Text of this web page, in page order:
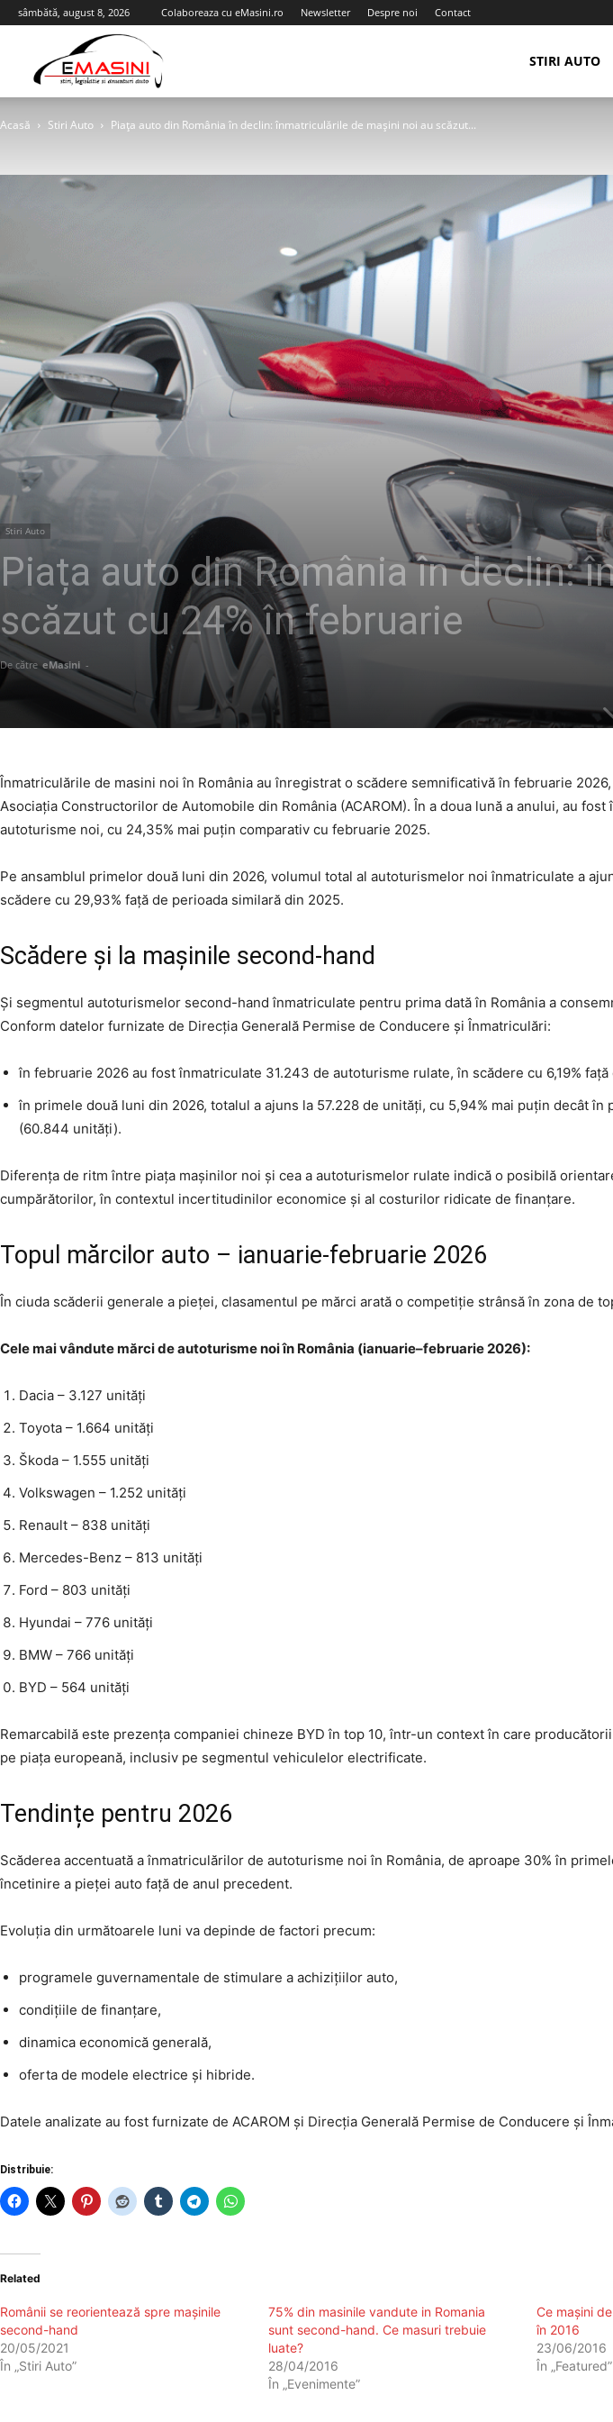
sâmbătă, august 8, 2026 Colaboreaza cu eMasini.ro Newsletter Despre noi Contact
STIRI AUTO
Acasă Stiri Auto Piața auto din România în declin: înmatriculările de mașini noi au scăzut...
Stiri Auto
Piața auto din România în declin:
scăzut cu 24% în februarie
De către eMasini -
Înmatriculările de masini noi în România au înregistrat o scădere semnificativă în februarie
Asociația Constructorilor de Automobile din România (ACAROM). În a doua lună a anului, au
autoturisme noi, cu 24,35% mai puțin comparativ cu februarie 2025.
Pe ansamblul primelor două luni din 2026, volumul total al autoturismelor noi înmatriculate a
scădere cu 29,93% față de perioada similară din 2025.
Scădere și la mașinile second-hand
Și segmentul autoturismelor second-hand înmatriculate pentru prima dată în România a
Conform datelor furnizate de Direcția Generală Permise de Conducere și Înmatriculări:
în februarie 2026 au fost înmatriculate 31.243 de autoturisme rulate, în scădere cu 6,19%
în primele două luni din 2026, totalul a ajuns la 57.228 de unități, cu 5,94% mai puțin decât în
(60.844 unități).
Diferența de ritm între piața mașinilor noi și cea a autoturismelor rulate indică o posibilă
cumpărătorilor, în contextul incertitudinilor economice și al costurilor ridicate de finanțare.
Topul mărcilor auto – ianuarie-februarie 2026
În ciuda scăderii generale a pieței, clasamentul pe mărci arată o competiție strânsă în zona de
Cele mai vândute mărci de autoturisme noi în România (ianuarie–februarie 2026):
Dacia – 3.127 unități
Toyota – 1.664 unități
Škoda – 1.555 unități
Volkswagen – 1.252 unități
Renault – 838 unități
Mercedes-Benz – 813 unități
Ford – 803 unități
Hyundai – 776 unități
BMW – 766 unități
BYD – 564 unități
Remarcabilă este prezența companiei chineze BYD în top 10, într-un context în care
pe piața europeană, inclusiv pe segmentul vehiculelor electrificate.
Tendințe pentru 2026
Scăderea accentuată a înmatriculărilor de autoturisme noi în România, de aproape 30% în
încetinire a pieței auto față de anul precedent.
Evoluția din următoarele luni va depinde de factori precum:
programele guvernamentale de stimulare a achizițiilor auto,
condițiile de finanțare,
dinamica economică generală,
oferta de modele electrice și hibride.
Datele analizate au fost furnizate de ACAROM și Direcția Generală Permise de Conducere și
Distribuie:
Related
Românii se reorientează spre mașinile
second-hand
20/05/2021
În „Stiri Auto”
75% din masinile vandute in Romania
sunt second-hand. Ce masuri trebuie
luate?
28/04/2016
În „Evenimente”
Ce mașini
în 2016
23/06/2016
În „Featured”